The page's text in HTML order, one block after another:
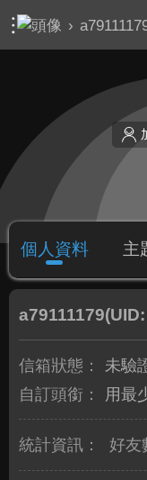
›
個人資料 主
a79111179
信箱狀態：
未驗
自訂頭銜：
用最
統計資訊： 好友